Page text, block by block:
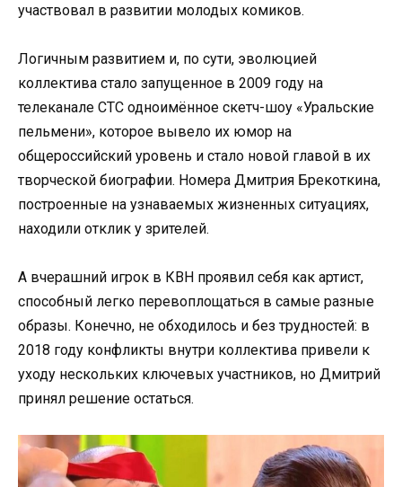
участвовал в развитии молодых комиков.
Логичным развитием и, по сути, эволюцией
коллектива стало запущенное в 2009 году на
телеканале СТС одноимённое скетч-шоу «Уральские
пельмени», которое вывело их юмор на
общероссийский уровень и стало новой главой в их
творческой биографии. Номера Дмитрия Брекоткина,
построенные на узнаваемых жизненных ситуациях,
находили отклик у зрителей.
А вчерашний игрок в КВН проявил себя как артист,
способный легко перевоплощаться в самые разные
образы. Конечно, не обходилось и без трудностей: в
2018 году конфликты внутри коллектива привели к
уходу нескольких ключевых участников, но Дмитрий
принял решение остаться.